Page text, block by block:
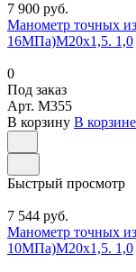
7 900 руб.
Манометр точных
16МПа)М20х1,5. 1,0
0
Под заказ
Арт. M355
В корзину В корзине
Быстрый просмотр
7 544 руб.
Манометр точных
10МПа)М20х1,5. 1,0